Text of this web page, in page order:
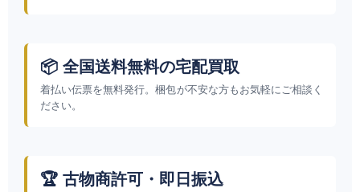
📦 全国送料無料の宅配買取
着払い伝票を無料発行。梱包が不安な方もお気軽にご相談く
ださい。
🏆 古物商許可・即日振込